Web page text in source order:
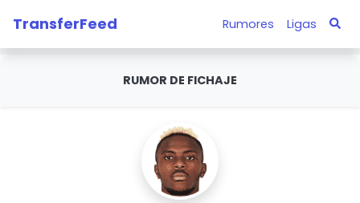
TransferFeed Rumores Ligas
RUMOR DE FICHAJE